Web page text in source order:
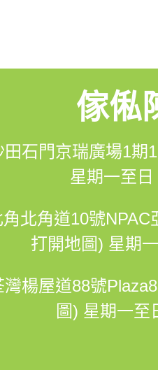
12樓K室 (營業時間：星期一至
廣場17樓全層 (營業時間：星期一
傢俬
田石門京瑞廣場1期
星期一至
角北角道10號
打開地圖) 星期
灣楊屋道88號
圖) 星期一至